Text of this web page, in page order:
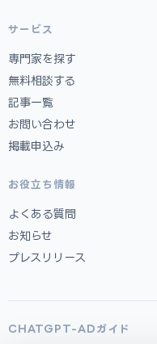
補助金の申請代行をお探しの方
サービス
専門家を探す
無料相談する
記事一覧
お問い合わせ
掲載申込み
お役立ち情報
よくある質問
お知らせ
プレスリリース
CHATGPT-ADガイド